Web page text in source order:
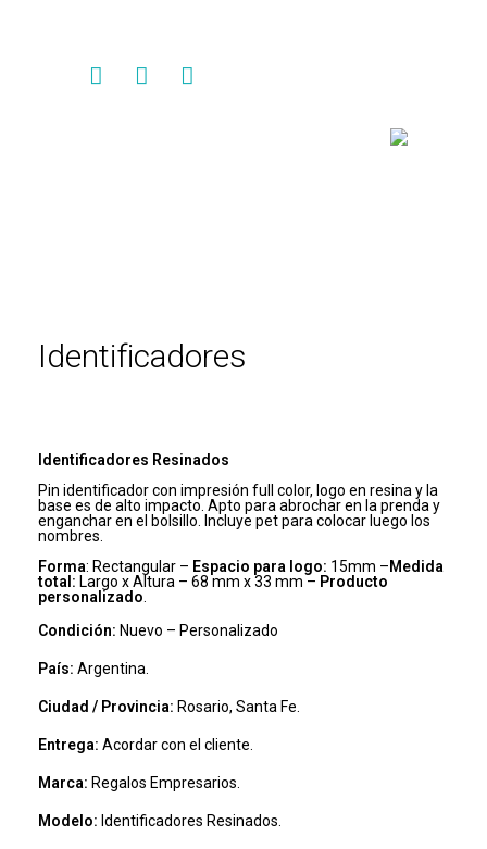
Identificadores
Identificadores Resinados
Pin identificador con impresión full color, logo en resina y la
base es de alto impacto. Apto para abrochar en la prenda y
enganchar en el bolsillo. Incluye pet para colocar luego los
nombres.
Forma: Rectangular – Espacio para logo: 15mm –Medida
total: Largo x Altura – 68 mm x 33 mm – Producto
personalizado
Condición: Nuevo – Personalizado
País: Argentina.
Ciudad / Provincia: Rosario, Santa Fe.
Entrega: Acordar con el cliente.
Marca: Regalos Empresarios.
Modelo: Identificadores Resinados.